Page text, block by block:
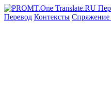
Перевод Контексты Спряжение